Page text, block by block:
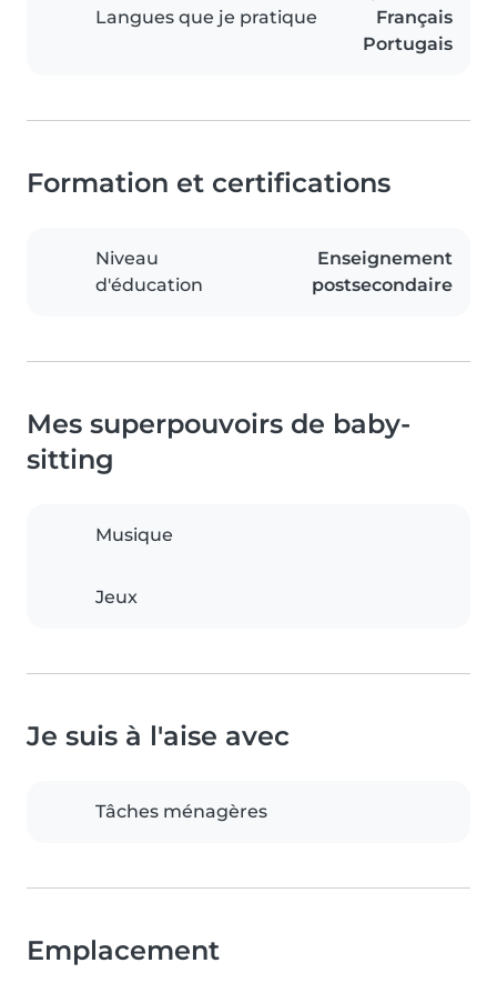
Langues que je pratique
Français
Portugais
Formation et certifications
Niveau
d'éducation
Enseignement
postsecondaire
Mes superpouvoirs de baby-
sitting
Musique
Jeux
Je suis à l'aise avec
Tâches ménagères
Emplacement